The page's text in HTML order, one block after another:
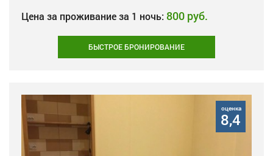
Цена за проживание за 1 ночь: 800 руб.
БЫСТРОЕ БРОНИРОВАНИЕ
оценка
8,4